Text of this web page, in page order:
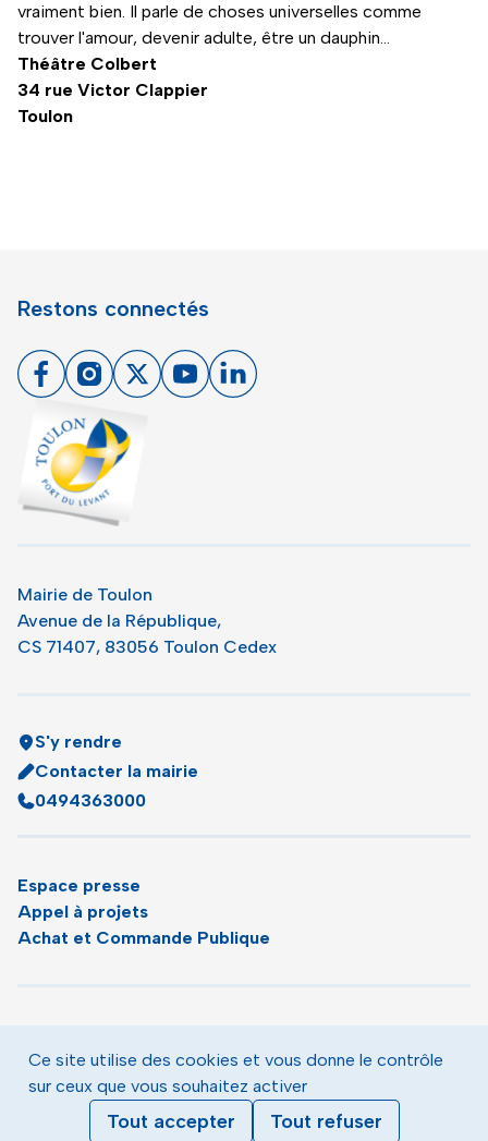
vraiment bien. Il parle de choses universelles comme
trouver l'amour, devenir adulte, être un dauphin...
Théâtre Colbert
34 rue Victor Clappier
Toulon
Restons connectés
FacebookInstagram
X YoutubeLinkedin
Mairie de Toulon
Avenue de la République,
CS 71407, 83056 Toulon Cedex
S'y rendre
Contacter la mairie
0494363000
Espace presse
Appel à projets
Achat et Commande Publique
Agenda
Le magazine municipal de Toulon
Mentions légales
Données personnelles
Ce site utilise des cookies et vous donne le contrôle
sur ceux que vous souhaitez activer
Tout accepter Tout refuser